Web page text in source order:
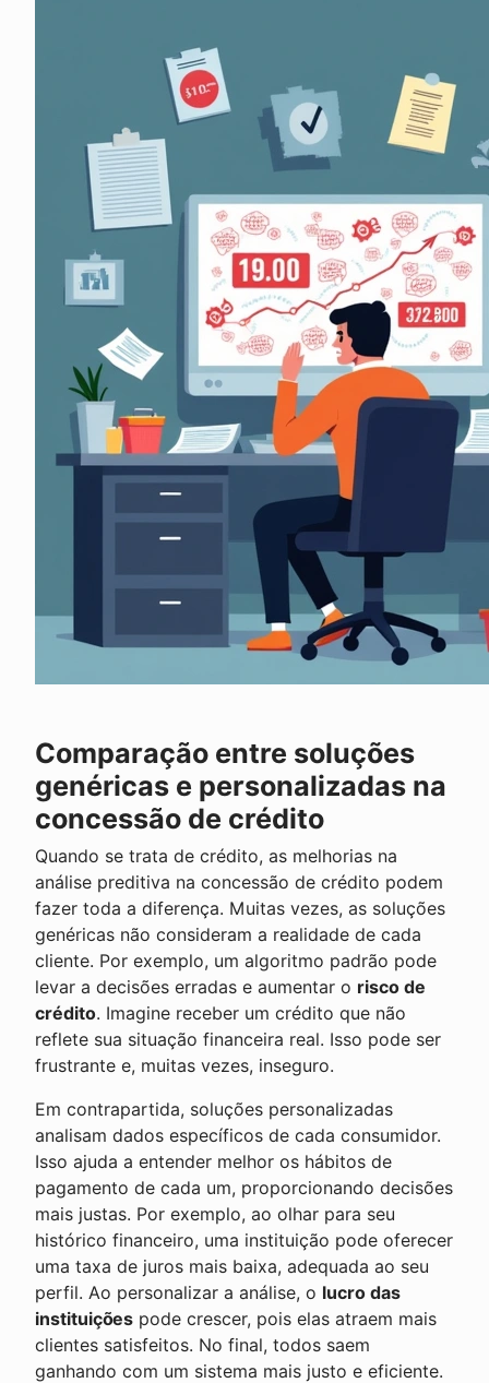
Comparação entre soluções
genéricas e personalizadas na
concessão de crédito
Quando se trata de crédito, as melhorias na
análise preditiva na concessão de crédito podem
fazer toda a diferença. Muitas vezes, as soluções
genéricas não consideram a realidade de cada
cliente. Por exemplo, um algoritmo padrão pode
levar a decisões erradas e aumentar o risco de
crédito. Imagine receber um crédito que não
reflete sua situação financeira real. Isso pode ser
frustrante e, muitas vezes, inseguro.
Em contrapartida, soluções personalizadas
analisam dados específicos de cada consumidor.
Isso ajuda a entender melhor os hábitos de
pagamento de cada um, proporcionando decisões
mais justas. Por exemplo, ao olhar para seu
histórico financeiro, uma instituição pode oferecer
uma taxa de juros mais baixa, adequada ao seu
perfil. Ao personalizar a análise, o lucro das
instituições pode crescer, pois elas atraem mais
clientes satisfeitos. No final, todos saem
ganhando com um sistema mais justo e eficiente.